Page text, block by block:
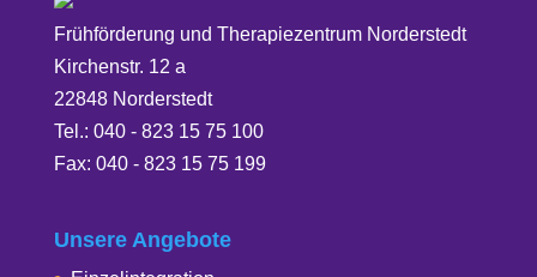
Frühförderung und Therapiezentrum Norderstedt
Kirchenstr. 12 a
22848 Norderstedt
Tel.: 040 - 823 15 75 100
Fax: 040 - 823 15 75 199
Unsere Angebote